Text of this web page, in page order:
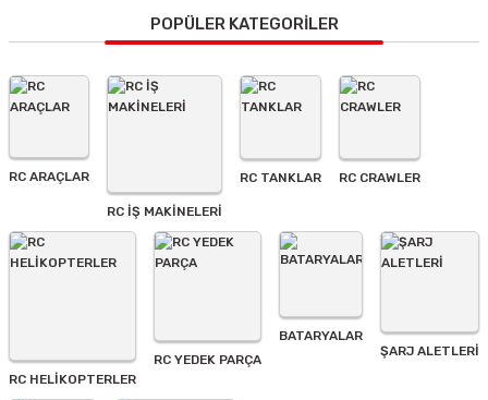
Görüş ve önerileriniz için teşekkür ederiz.
Ürün resmi kalitesiz, bozuk veya görüntülenemiyor.
Ürün açıklamasında eksik bilgiler bulunuyor.
Ürün fiyatı diğer sitelerden daha pahalı.
Bu ürüne benzer farklı alternatifler olmalı.
Gönder
POPÜLER KATEGORİLER
RC ARAÇLAR
RC İŞ MAKİNELERİ
RC TANKLAR RC CRAWLER
RC HELİKOPTERLER
RC YEDEK PARÇA
BATARYALAR
ŞARJ ALETLERI